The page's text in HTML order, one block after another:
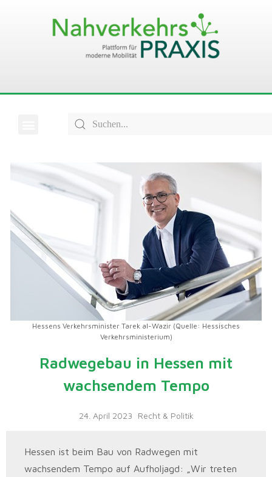
Hessens Verkehrsminister Tarek al-Wazir (Quelle: Hessisches
Verkehrsministerium)
Radwegebau in Hessen mit
wachsendem Tempo
24. April 2023 Recht & Politik
Hessen ist beim Bau von Radwegen mit
wachsendem Tempo auf Aufholjagd: „Wir treten